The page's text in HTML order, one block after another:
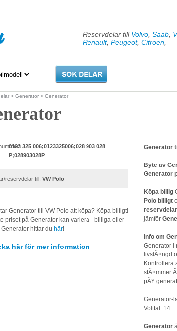
Reservdelar till Volvo, Saab,
Renault, Peugeot, Citroen,
> Generator> Generator
0123 325 006;0123325006;028 903 028
P;028903028P
reservdelar till: VW Polo
Generator till VW Polo att köpa? Köpa billigt!
priset på Generator kan variera - billiga eller
hittar du här!
här för mer information
Generator
.
Byte av
Generator
Köpa billig
Polo billigt
reservdelar
jämför
Info om
Generator i
livslÃ¤ngd
Kontrollera
stÃ¤mmer
pÃ¥
Generator-
Volttal: 14
Generator